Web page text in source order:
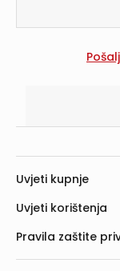
Uvjeti kupnje
Uvjeti korištenja
Pravila zaštite